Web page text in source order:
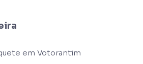
em Votorantim